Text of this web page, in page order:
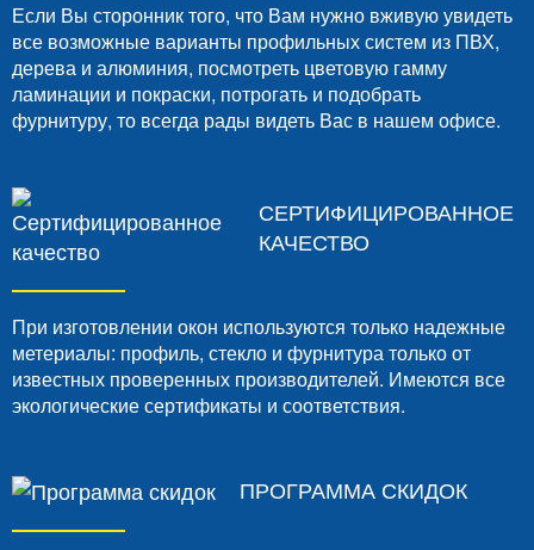
Если Вы сторонник того, что Вам нужно вживую увидеть
все возможные варианты профильных систем из ПВХ,
дерева и алюминия, посмотреть цветовую гамму
ламинации и покраски, потрогать и подобрать
фурнитуру, то всегда рады видеть Вас в нашем офисе.
СЕРТИФИЦИРОВАННОЕ
КАЧЕСТВО
При изготовлении окон используются только надежные
метериалы: профиль, стекло и фурнитура только от
известных проверенных производителей. Имеются все
экологические сертификаты и соответствия.
ПРОГРАММА СКИДОК